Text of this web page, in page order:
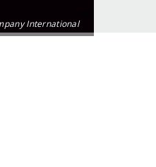
International